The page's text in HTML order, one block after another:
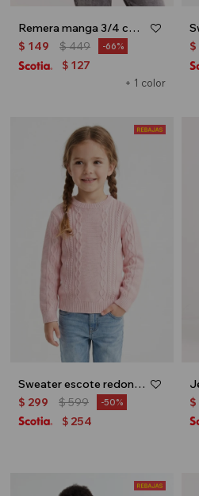
Remera manga 3/4 cuello bote - Negro
+ 1 color
$ 149 $449 66
$ 127
$
Sweater escote redondo con ochos - Rosa
$ 299 $599 50
$ 254
$